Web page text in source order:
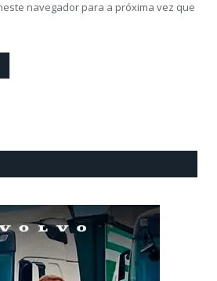
navegador para a próxima vez que